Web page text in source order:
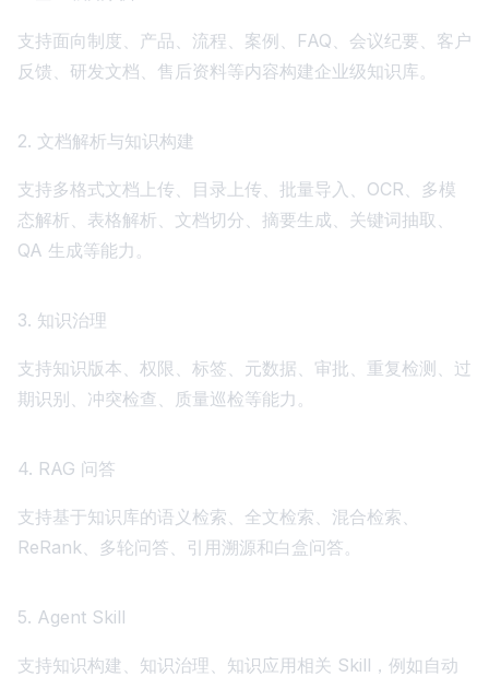
支持面向制度、产品、流程、案例、FAQ、会议纪要、客户
反馈、研发文档、售后资料等内容构建企业级知识库。
2. 文档解析与知识构建
支持多格式文档上传、目录上传、批量导入、OCR、多模
态解析、表格解析、文档切分、摘要生成、关键词抽取、
QA 生成等能力。
3. 知识治理
支持知识版本、权限、标签、元数据、审批、重复检测、过
期识别、冲突检查、质量巡检等能力。
4. RAG 问答
支持基于知识库的语义检索、全文检索、混合检索、
ReRank、多轮问答、引用溯源和白盒问答。
5. Agent Skill
支持知识构建、知识治理、知识应用相关 Skill，例如自动